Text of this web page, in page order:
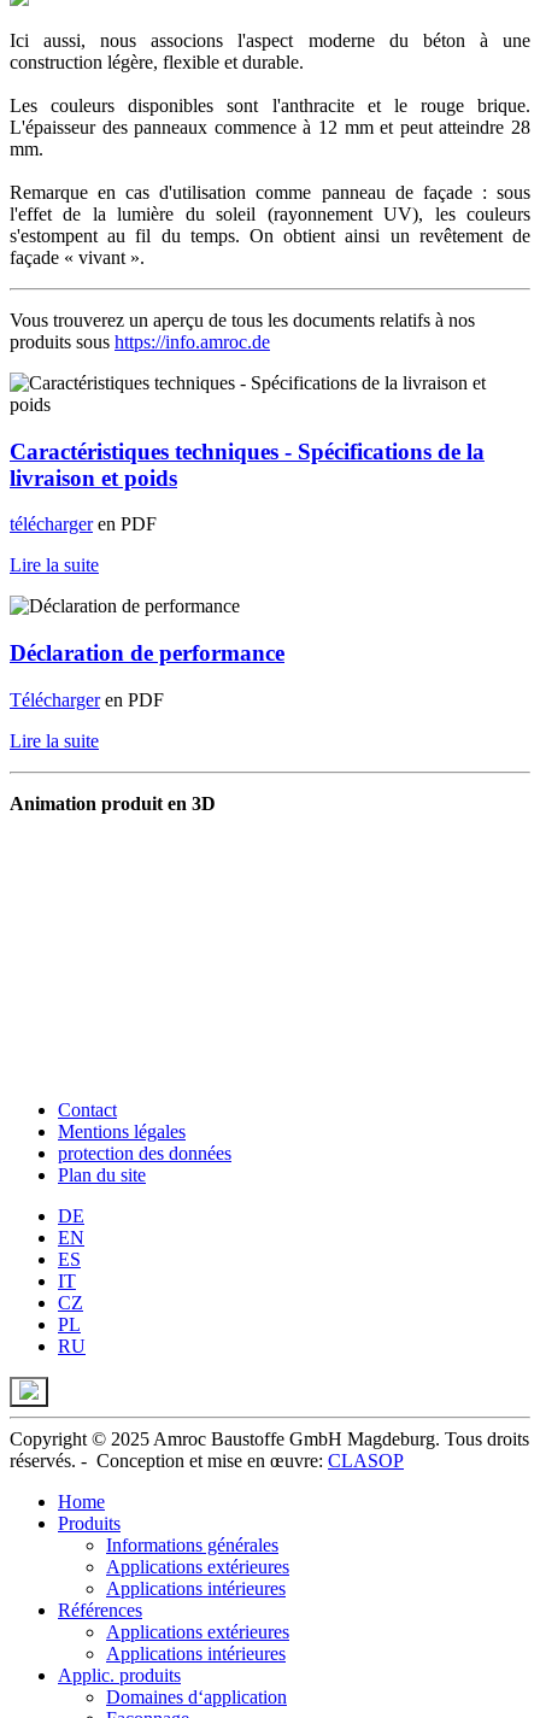
Ici aussi, nous associons l'aspect moderne du béton à une
construction légère, flexible et durable.
Les couleurs disponibles sont l'anthracite et le rouge brique.
L'épaisseur des panneaux commence à 12 mm et peut atteindre 28
mm.
Remarque en cas d'utilisation comme panneau de façade : sous
l'effet de la lumière du soleil (rayonnement UV), les couleurs
s'estompent au fil du temps. On obtient ainsi un revêtement de
façade « vivant ».
Vous trouverez un aperçu de tous les documents relatifs à nos
produits sous https://info.amroc.de
Caractéristiques techniques - Spécifications de la
livraison et poids
téléchargeren PDF
Lire la suite
Déclaration de performance
Téléchargeren PDF
Lire la suite
Animation produit en 3D
Contact
Mentions légales
protection des données
Plan du site
DE
EN
ES
IT
CZ
PL
RU
Copyright © 2025 Amroc Baustoffe GmbH Magdeburg. Tous droits
réservés. - Conception et mise en œuvre: CLASOP
Home
Produits
Informations générales
Applications extérieures
Applications intérieures
Références
Applications extérieures
Applications intérieures
Applic. produits
Domaines d‘application